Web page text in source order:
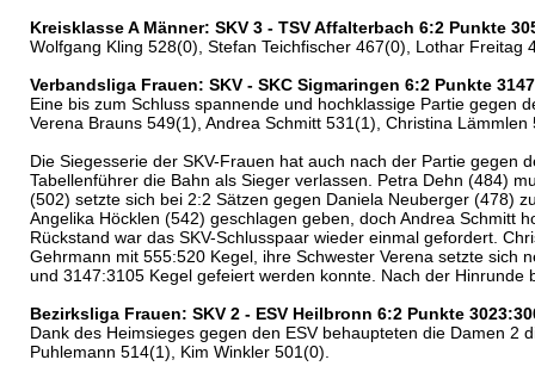
Kreisklasse A Männer: SKV 3 - TSV Affalterbach 6:2 Punkte
Wolfgang Kling 528(0), Stefan Teichfischer 467(0), Lothar
Verbandsliga Frauen: SKV - SKC Sigmaringen 6:2 Punkte
Eine bis zum Schluss spannende und hochklassige Partie gegen
Verena Brauns 549(1), Andrea Schmitt 531(1), Christina
Die Siegesserie der SKV-Frauen hat auch nach der Partie gegen
Tabellenführer die Bahn als Sieger verlassen. Petra Dehn (484)
(502) setzte sich bei 2:2 Sätzen gegen Daniela Neuberger (478)
Angelika Höcklen (542) geschlagen geben, doch Andrea Schmitt
Rückstand war das SKV-Schlusspaar wieder einmal gefordert.
Gehrmann mit 555:520 Kegel, ihre Schwester Verena setzte sich
und 3147:3105 Kegel gefeiert werden konnte. Nach der Hinrunde
Bezirksliga Frauen: SKV 2 - ESV Heilbronn 6:2 Punkte
Dank des Heimsieges gegen den ESV behaupteten die Damen 2
Puhlemann 514(1), Kim Winkler 501(0).